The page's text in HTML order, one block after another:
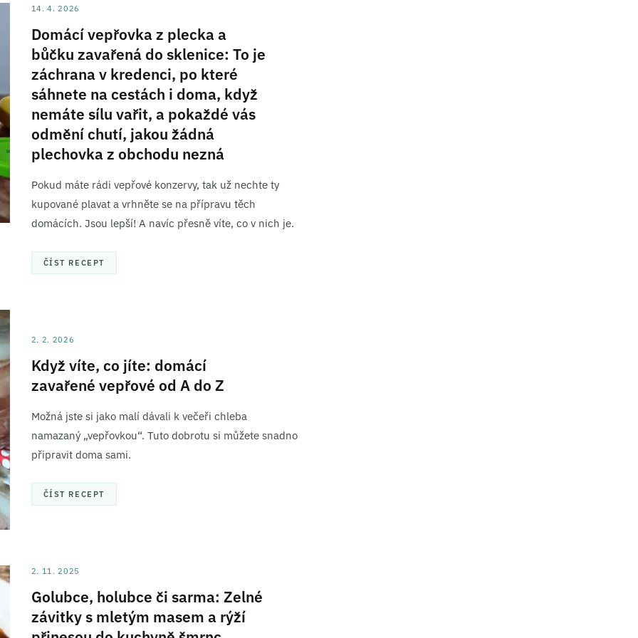
a sdělování voleb ochrany osobních údajů.
14. 4. 2026
Domácí vepřovka z plecka a
bůčku zavařená do sklenice: To je
záchrana v kredenci, po které
sáhnete na cestách i doma, když
nemáte sílu vařit, a pokaždé vás
odmění chutí, jakou žádná
plechovka z obchodu nezná
Pokud máte rádi vepřové konzervy, tak už nechte ty
kupované plavat a vrhněte se na přípravu těch
domácích. Jsou lepší! A navíc přesně víte, co v nich je.
ČÍST RECEPT
2. 2. 2026
Když víte, co jíte: domácí
zavařené vepřové od A do Z
Možná jste si jako malí dávali k večeři chleba
namazaný „vepřovkou“. Tuto dobrotu si můžete snadno
připravit doma sami.
ČÍST RECEPT
2. 11. 2025
Golubce, holubce či sarma: Zelné
závitky s mletým masem a rýží